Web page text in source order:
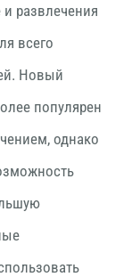
развлечения
всего
Новый
популярен
однако